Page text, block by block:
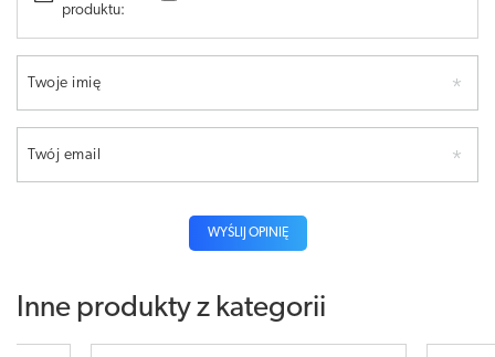
produktu:
Twoje imię
Twój email
WYŚLIJ OPINIĘ
Inne produkty z kategorii